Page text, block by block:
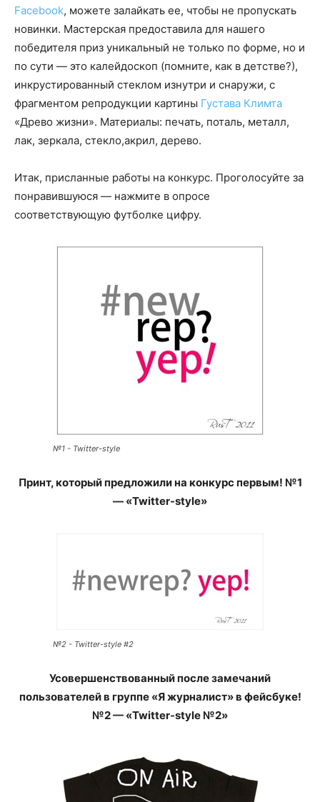
Facebook, можете залайкать ее, чтобы не пропускать
новинки. Мастерская предоставила для нашего
победителя приз уникальный не только по форме, но и
по сути — это калейдоскоп (помните, как в детстве?),
инкрустированный стеклом изнутри и снаружи, с
фрагментом репродукции картины Густава Климта
«Древо жизни». Материалы: печать, поталь, металл,
лак, зеркала, стекло,акрил, дерево.
Итак, присланные работы на конкурс. Проголосуйте за
понравившуюся — нажмите в опросе
соответствующую футболке цифру.
№1 - Twitter-style
Принт, который предложили на конкурс первым! №1
— «Twitter-style»
№2 - Twitter-style #2
Усовершенствованный после замечаний
пользователей в группе «Я журналист» в фейсбуке!
№2 — «Twitter-style №2»